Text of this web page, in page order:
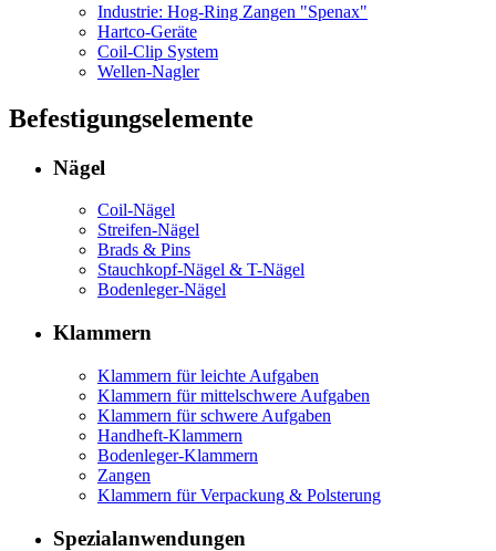
Industrie: Hog-Ring Zangen "Spenax"
Hartco-Geräte
Coil-Clip System
Wellen-Nagler
Befestigungselemente
Nägel
Coil-Nägel
Streifen-Nägel
Brads & Pins
Stauchkopf-Nägel & T-Nägel
Bodenleger-Nägel
Klammern
Klammern für leichte Aufgaben
Klammern für mittelschwere Aufgaben
Klammern für schwere Aufgaben
Handheft-Klammern
Bodenleger-Klammern
Zangen
Klammern für Verpackung & Polsterung
Spezialanwendungen